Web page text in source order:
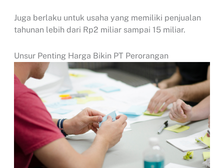
Juga berlaku untuk usaha yang memiliki penjualan
tahunan lebih dari Rp2 miliar sampai 15 miliar.
Unsur Penting Harga Bikin PT Perorangan